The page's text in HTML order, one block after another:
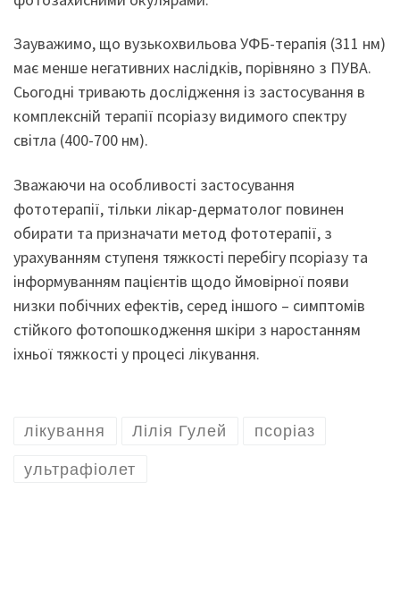
Зауважимо, що вузькохвильова УФБ-терапія (311 нм)
має менше негативних наслідків, порівняно з ПУВА.
Сьогодні тривають дослідження із застосування в
комплексній терапії псоріазу видимого спектру
світла (400-700 нм).
Зважаючи на особливості застосування
фототерапії, тільки лікар-дерматолог повинен
обирати та призначати метод фототерапії, з
урахуванням ступеня тяжкості перебігу псоріазу та
інформуванням пацієнтів щодо ймовірної появи
низки побічних ефектів, серед іншого – симптомів
стійкого фотопошкодження шкіри з наростанням
іхньої тяжкості у процесі лікування.
лікування Лілія Гулей псоріаз
ультрафіолет